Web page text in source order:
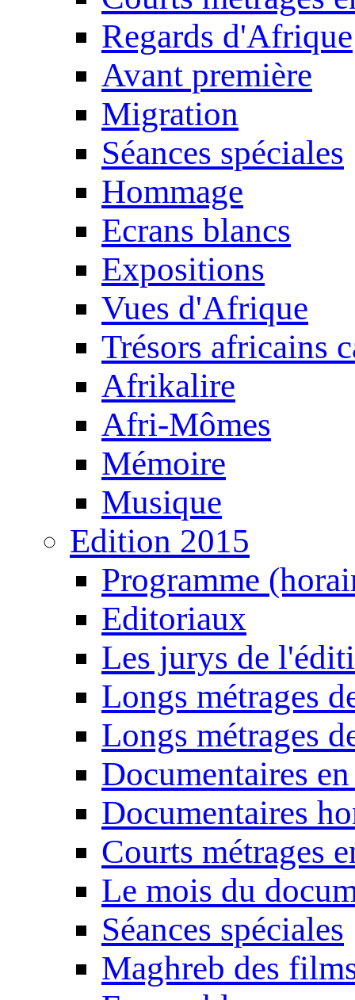
Regards d'Afrique
Avant première
Migration
Séances spéciales
Hommage
Ecrans blancs
Expositions
Vues d'Afrique
Trésors africains
Afrikalire
Afri-Mômes
Mémoire
Musique
Edition 2015
Programme
Editoriaux
Les jurys de
Longs métrages
Longs métrages
Documentaires
Documentaires
Courts métrages
Le mois du
Séances spéciales
Maghreb des